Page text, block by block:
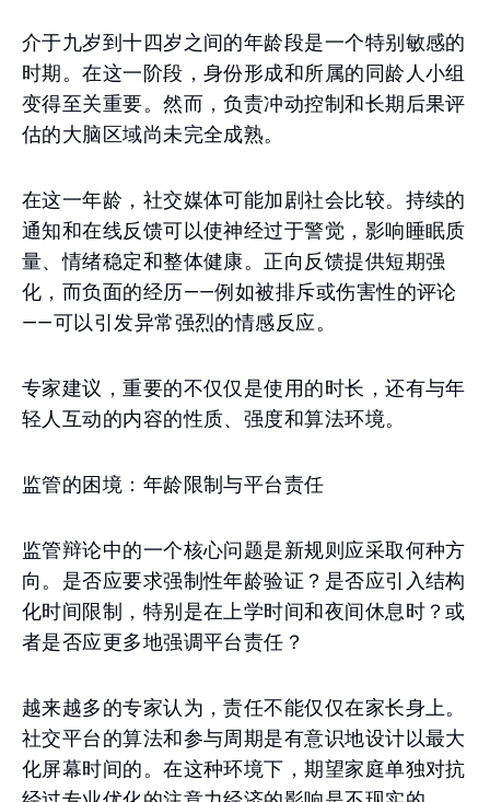
介于九岁到十四岁之间的年龄段是一个特别敏感的
时期。在这一阶段，身份形成和所属的同龄人小组
变得至关重要。然而，负责冲动控制和长期后果评
估的大脑区域尚未完全成熟。
在这一年龄，社交媒体可能加剧社会比较。持续的
通知和在线反馈可以使神经过于警觉，影响睡眠质
量、情绪稳定和整体健康。正向反馈提供短期强
化，而负面的经历——例如被排斥或伤害性的评论
——可以引发异常强烈的情感反应。
专家建议，重要的不仅仅是使用的时长，还有与年
轻人互动的内容的性质、强度和算法环境。
监管的困境：年龄限制与平台责任
监管辩论中的一个核心问题是新规则应采取何种方
向。是否应要求强制性年龄验证？是否应引入结构
化时间限制，特别是在上学时间和夜间休息时？或
者是否应更多地强调平台责任？
越来越多的专家认为，责任不能仅仅在家长身上。
社交平台的算法和参与周期是有意识地设计以最大
化屏幕时间的。在这种环境下，期望家庭单独对抗